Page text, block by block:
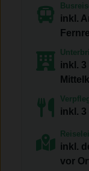
inkl.
inkl.
inkl. 3
inkl.
vor